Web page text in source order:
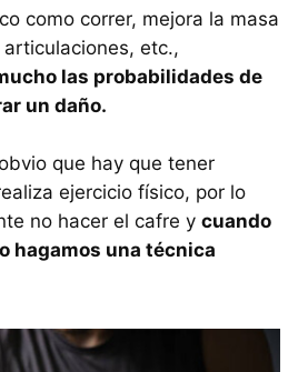
como correr, mejora la masa
etc.,
las probabilidades de
un daño.
que hay que tener
ejercicio físico, por lo
no hacer el cafre y cuando
hagamos una técnica